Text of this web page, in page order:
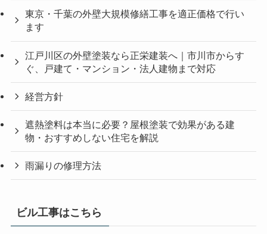
東京・千葉の外壁大規模修繕工事を適正価格で行い
ます
江戸川区の外壁塗装なら正栄建装へ｜市川市からす
ぐ、戸建て・マンション・法人建物まで対応
経営方針
遮熱塗料は本当に必要？屋根塗装で効果がある建
物・おすすめしない住宅を解説
雨漏りの修理方法
ビル工事はこちら